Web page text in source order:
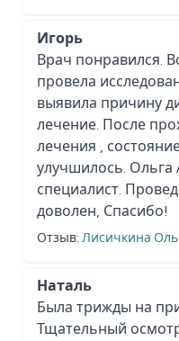
Игорь
Врач понравился.
провела
выявила причину
лечение. После
лечения ,
улучшилось. Ольга
специалист.
доволен, Спасибо!
Отзыв: Лисичкина
Наталь
Была трижды на
Тщательный